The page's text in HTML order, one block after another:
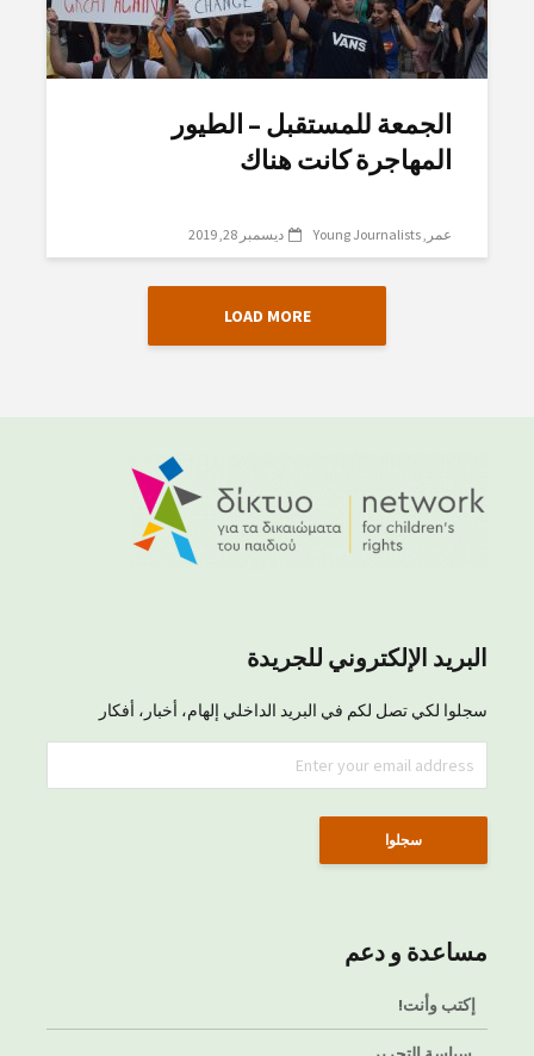
الجمعة للمستقبل – الطيور
المهاجرة كانت هناك
عمر Young Journalists ديسمبر 28, 2019
LOAD MORE
البريد الإلكتروني للجريدة
سجلوا لكي تصل لكم في البريد الداخلي إلهام، أخبار، أفكار
مساعدة و دعم
إكتب وأنت!